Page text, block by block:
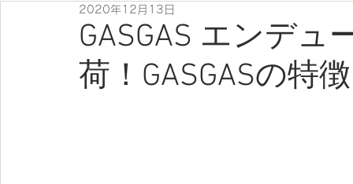
GASGAS エンデ
荷！GASGASの特
2020年12月13日